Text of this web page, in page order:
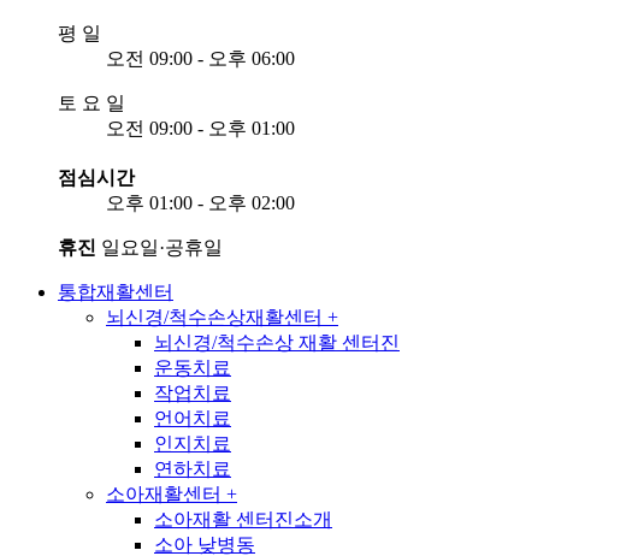
평 일
오전 09:00 - 오후 06:00
토 요 일
오전 09:00 - 오후 01:00
점심시간
오후 01:00 - 오후 02:00
휴진 일요일·공휴일
통합재활센터
뇌신경/척수손상재활센터 +
뇌신경/척수손상 재활 센터진
운동치료
작업치료
언어치료
인지치료
연하치료
소아재활센터 +
소아재활 센터진소개
소아 낮병동